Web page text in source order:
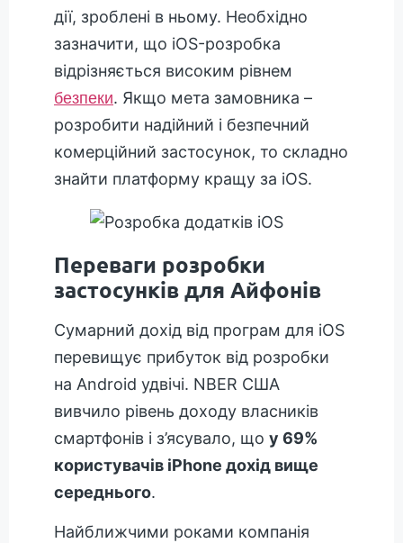
дії, зроблені в ньому. Необхідно
зазначити, що iOS-розробка
відрізняється високим рівнем
безпеки. Якщо мета замовника –
розробити надійний і безпечний
комерційний застосунок, то складно
знайти платформу кращу за iOS.
Переваги розробки
застосунків для Айфонів
Сумарний дохід від програм для iOS
перевищує прибуток від розробки
на Android удвічі. NBER США
вивчило рівень доходу власників
смартфонів і з’ясувало, що у 69%
користувачів iPhone дохід вище
середнього.
Найближчими роками компанія